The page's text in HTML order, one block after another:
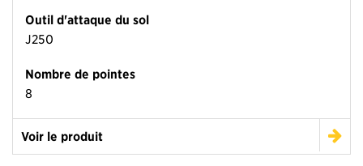
Outil d'attaque du sol
J250
Nombre de pointes
8
Voir le produit